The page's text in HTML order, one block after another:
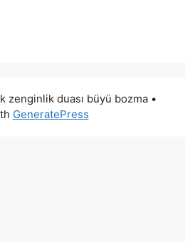
zenginlik duası büyü bozma •
GeneratePress